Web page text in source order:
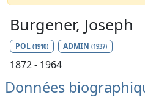
Burgener, Joseph
POL (1910) ADMIN(1937)
1872 - 1964
Données